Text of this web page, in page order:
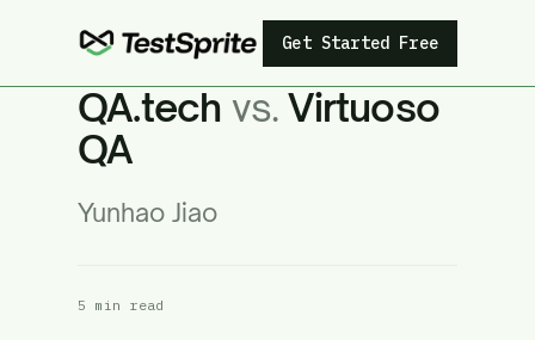
Get Started Free
QA.tech vs. Virtuoso
QA
Yunhao Jiao
5 min read